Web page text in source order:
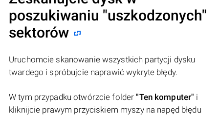
poszukiwaniu "uszkodzonych"
sektorów
Uruchomcie skanowanie wszystkich partycji dysku
twardego i spróbujcie naprawić wykryte błędy.
W tym przypadku otwórzcie folder"Ten komputer" i
kliknijcie prawym przyciskiem myszy na napęd błędu